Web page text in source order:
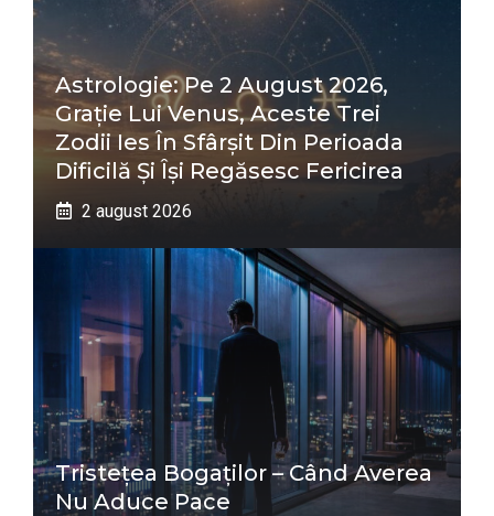
Astrologie: Pe 2 August 2026,
Grație Lui Venus, Aceste Trei
Zodii Ies În Sfârșit Din Perioada
Dificilă Și Își Regăsesc Fericirea
2 august 2026
Tristețea Bogaților – Când Averea
Nu Aduce Pace